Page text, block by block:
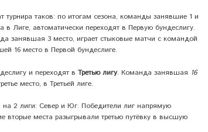
турнира таков: по итогам сезона, команды занявшие 1 и
в Лиге, автоматически переходят в Первую бундеслигу.
занявшая 3 место, играет стыковые матчи с командой
16 место в Первой бундеслиге.
и переходят в Третью лигу. Команда занявшая 16
место, в Третьей лиге.
2 лиги: Север и Юг. Победители лиг напрямую
места разыгрывали третью путёвку в высшую